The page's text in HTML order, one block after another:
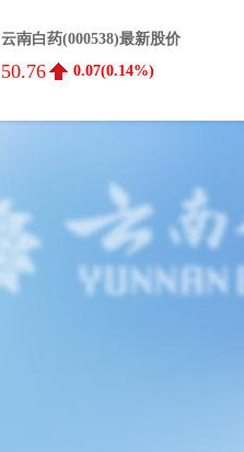
云南白药(000538)最新股价
50.76 0.07(0.14%)